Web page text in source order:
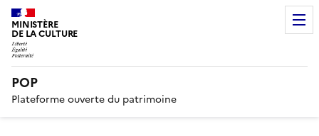
MINISTÈRE
DE LA CULTURE
POP
Plateforme ouverte du patrimoine